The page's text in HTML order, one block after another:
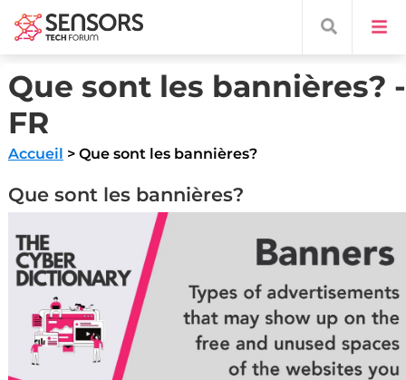
Que sont les bannières? -
FR
Accueil > Que sont les bannières?
Que sont les bannières?